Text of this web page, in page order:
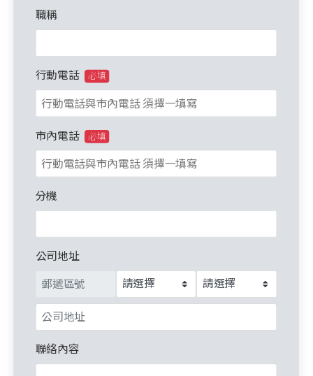
職稱
行動電話 必填
市內電話 必填
分機
公司地址
聯絡內容